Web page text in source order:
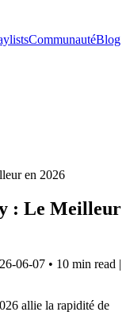
CommunautéBlog
en 2026
: Le Meilleur
06-07 • 10 min read |
allie la rapidité de